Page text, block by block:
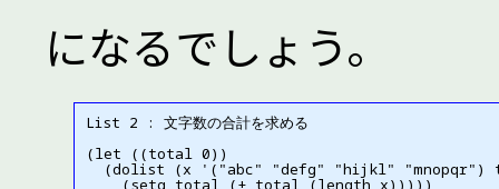
になるでしょう。
List 2 : 文字数の合計を求める
(let ((total 0))
(dolist (x '("abc" "defg" "hijkl" "mnopqr")